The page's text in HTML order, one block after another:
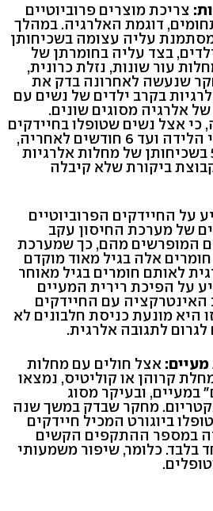
צריכת מוצרים פרוביוטיים
דוגמת האלרגיה. במהלך
מסתמנת עליה עצומה בשכיחותן
בצד עליה בחומרתן של
עור שונות, נזלת כרונית,
שנעשה לאחרונה בדק את
בקרב ילדים של נשים עם
אלרגיה מסוגים שונים.
אצל נשים שטופלו בחיידקים
פרוביוטיים חודש לפני הלידה ועד 6 חודשים לאחריה,
הייתה ירידה של 50% בשכיחותן של מחלות אלרגיות
ביקורת שלא קיבלה
על החיידקים הפרוביוטיים
של מערכת החיסון עקב
המופרשים מהם, כך שמערכת
אלה בגיל מאוד מוקדם
לאותם חומרים בגיל מאוחר
על הפיכת רירית המעיים
האינטרקציה עם החיידקים
היא מונעת כניסת חלבונים לא
לגרום לתגובה אלרגית.
מעיים: אצל חולים עם מחלות
קרוהן או קוליטיס, נמצאו
במעיים, ובעיקר מסוג
מחקר שבדק במשך שנה
ביוגורט המכיל חיידקים
במספר ההתקפים הקשים
בלבד. כלומר, שיפור משמעותי